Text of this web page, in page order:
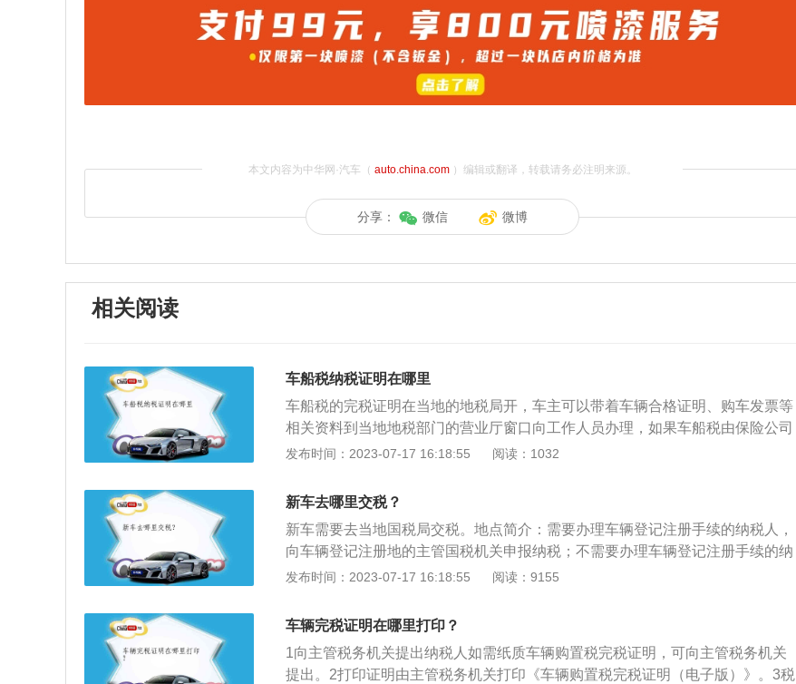
本文内容为中华网·汽车（ auto.china.com）编辑或翻译，转载请务必注明来源。
分享： 微信 微博
相关阅读
车船税纳税证明在哪里
车船税的完税证明在当地的地税局开，车主可以带着车辆合格证明、购车发票等
相关资料到当地地税部门的营业厅窗口向工作人员办理，如果车船税由保险公司
在车主投保交强险的时候代收代缴，车主可以到投保的保险公司去查询车船税，
变化如下：1、调整了纳税时间和地点：《中华人民共和国车船税法》将车船税
的纳税义务发生时间“由车船管理部门核发的车船登记证书或者行驶证书所记载日
期的当月”调整为“取得车船所有权或管理权的当月”;将车船税的纳税地点由“省级人
民政府指定”改为“车船的登记地或扣缴义务人所在地”。2、完善了税收优惠：除保
留原《车船税暂行条例》规定的省、自治区、直辖市人民政府可以对公共交通车
收优惠。3、优化了税负结构：一是增加了大排量乘用车的税负，排量越大税额
越高；二是对挂车按相同整备质量的货车税额的50%计算应纳税额；三是大幅增
加了游艇的税负。
发布时间：2023-07-17 16:18:55 阅读：1032
新车去哪里交税？
新车需要去当地国税局交税。地点简介：需要办理车辆登记注册手续的纳税人，
向车辆登记注册地的主管国税机关申报纳税；不需要办理车辆登记注册手续的纳
税人，向纳税人所在地的主管国税机关申报纳税。交税所需材料：纳税人身份证
店也提供了购置税的代缴服务，让车主拿到车和保险生效之后就可以立即上路，
无需担心任何的车辆手续问题。
发布时间：2023-07-17 16:18:55 阅读：9155
车辆完税证明在哪里打印？
1向主管税务机关提出纳税人如需纸质车辆购置税完税证明，可向主管税务机关
提出。2打印证明由主管税务机关打印《车辆购置税完税证明（电子版）》。3税